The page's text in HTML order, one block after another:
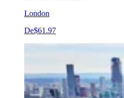
London
De$61.97